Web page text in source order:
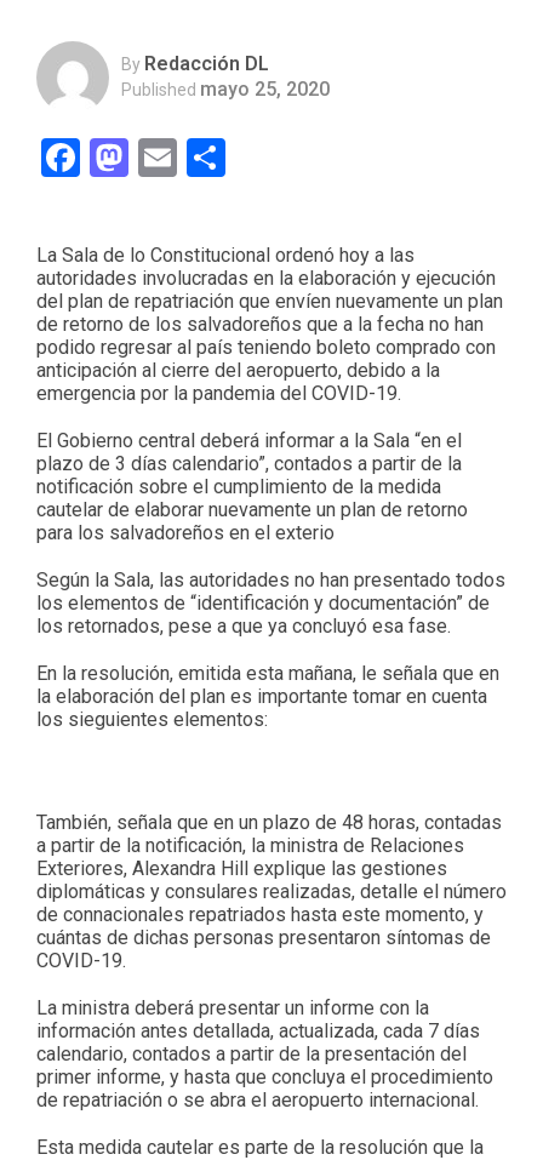
By Redacción DL
Published mayo 25, 2020
Facebook
Mastodon
Email
La Sala de lo Constitucional ordenó hoy a las
autoridades involucradas en la elaboración y ejecución
del plan de repatriación que envíen nuevamente un plan
de retorno de los salvadoreños que a la fecha no han
podido regresar al país teniendo boleto comprado con
anticipación al cierre del aeropuerto, debido a la
emergencia por la pandemia del COVID-19.
El Gobierno central deberá informar a la Sala “en el
plazo de 3 días calendario”, contados a partir de la
notificación sobre el cumplimiento de la medida
cautelar de elaborar nuevamente un plan de retorno
para los salvadoreños en el exterio
Según la Sala, las autoridades no han presentado todos
los elementos de “identificación y documentación” de
los retornados, pese a que ya concluyó esa fase.
En la resolución, emitida esta mañana, le señala que en
la elaboración del plan es importante tomar en cuenta
los sieguientes elementos:
También, señala que en un plazo de 48 horas, contadas
a partir de la notificación, la ministra de Relaciones
Exteriores, Alexandra Hill explique las gestiones
diplomáticas y consulares realizadas, detalle el número
de connacionales repatriados hasta este momento, y
cuántas de dichas personas presentaron síntomas de
COVID-19.
La ministra deberá presentar un informe con la
información antes detallada, actualizada, cada 7 días
calendario, contados a partir de la presentación del
primer informe, y hasta que concluya el procedimiento
de repatriación o se abra el aeropuerto internacional.
Esta medida cautelar es parte de la resolución que la